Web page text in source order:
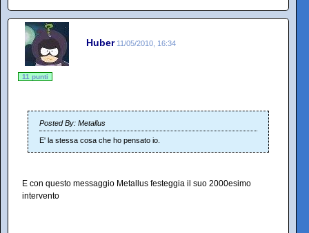
Huber 11/05/2010, 16:34
11 punti
Posted By: Metallus
E' la stessa cosa che ho pensato io.
E con questo messaggio Metallus festeggia il suo 2000esimo
intervento